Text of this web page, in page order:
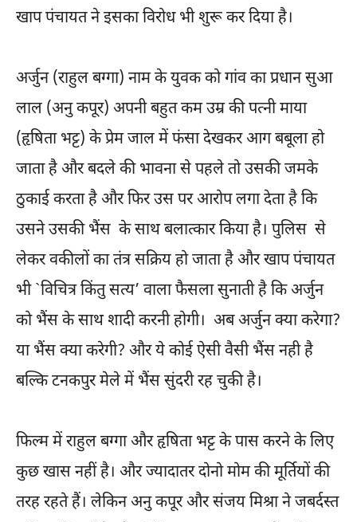
खाप पंचायत ने इसका विरोध भी शुरू कर दिया है।
अर्जुन (राहुल बग्गा) नाम के युवक को गांव का प्रधान सुआ
लाल (अनु कपूर) अपनी बहुत कम उम्र की पत्नी माया
(हृषिता भट्ट) के प्रेम जाल में फंसा देखकर आग बबूला हो
जाता है और बदले की भावना से पहले तो उसकी जमके
ठुकाई करता है और फिर उस पर आरोप लगा देता है कि
उसने उसकी भैंस के साथ बलात्कार किया है। पुलिस से
लेकर वकीलों का तंत्र सक्रिय हो जाता है और खाप पंचायत
भी `विचित्र किंतु सत्य’ वाला फैसला सुनाती है कि अर्जुन
को भैंस के साथ शादी करनी होगी। अब अर्जुन क्या करेगा?
या भैंस क्या करेगी? और ये कोई ऐसी वैसी भैंस नही है
बल्कि टनकपुर मेले में भैंस सुंदरी रह चुकी है।
फिल्म में राहुल बग्गा और हृषिता भट्ट के पास करने के लिए
कुछ खास नहीं है। और ज्यादातर दोनो मोम की मूर्तियों की
तरह रहते हैं। लेकिन अनु कपूर और संजय मिश्रा ने जबर्दस्त